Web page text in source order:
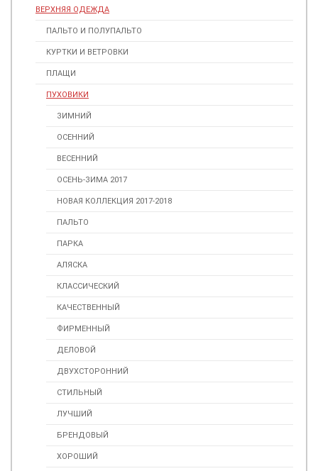
ВЕРХНЯЯ ОДЕЖДА
ПАЛЬТО И ПОЛУПАЛЬТО
КУРТКИ И ВЕТРОВКИ
ПЛАЩИ
ПУХОВИКИ
ЗИМНИЙ
ОСЕННИЙ
ВЕСЕННИЙ
ОСЕНЬ-ЗИМА 2017
НОВАЯ КОЛЛЕКЦИЯ 2017-2018
ПАЛЬТО
ПАРКА
АЛЯСКА
КЛАССИЧЕСКИЙ
КАЧЕСТВЕННЫЙ
ФИРМЕННЫЙ
ДЕЛОВОЙ
ДВУХСТОРОННИЙ
СТИЛЬНЫЙ
ЛУЧШИЙ
БРЕНДОВЫЙ
ХОРОШИЙ